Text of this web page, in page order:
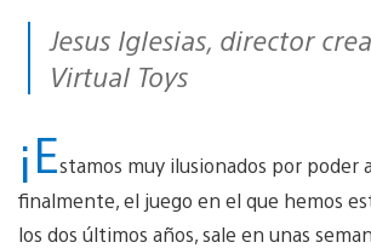
Jesus Iglesias, director
Virtual Toys
¡Estamos muy ilusionados por poder
finalmente, el juego en el que hemos
los dos últimos años, sale en unas